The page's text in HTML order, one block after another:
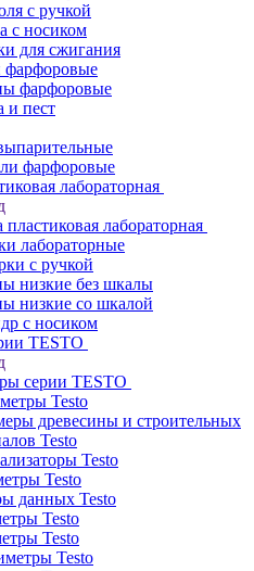
с ручкой
с носиком
для сжигания
фарфоровые
и пест
фарфоровые
лабораторная
пластиковая лабораторная
лабораторные
с ручкой
низкие без шкалы
низкие со шкалой
с носиком
TESTO
серии TESTO
Testo
древесины и строительных
Testo
Testo
Testo
данных Testo
Testo
Testo
Testo